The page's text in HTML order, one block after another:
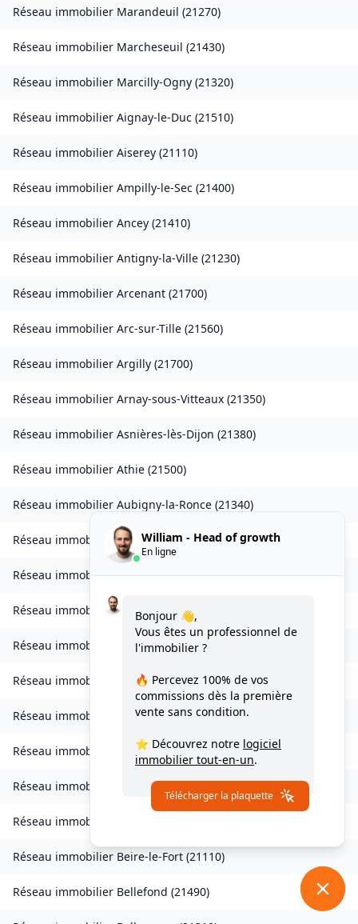
Réseau immobilier Marandeuil (21270)
Réseau immobilier Marcheseuil (21430)
Réseau immobilier Marcilly-Ogny (21320)
Réseau immobilier Aignay-le-Duc (21510)
Réseau immobilier Aiserey (21110)
Réseau immobilier Ampilly-le-Sec (21400)
Réseau immobilier Ancey (21410)
Réseau immobilier Antigny-la-Ville (21230)
Réseau immobilier Arcenant (21700)
Réseau immobilier Arc-sur-Tille (21560)
Réseau immobilier Argilly (21700)
Réseau immobilier Arnay-sous-Vitteaux (21350)
Réseau immobilier Asnières-lès-Dijon (21380)
Réseau immobilier Athie (21500)
Réseau immobilier Aubigny-la-Ronce (21340)
Réseau immobilierAubigny-lès-Sombernon(21540
Réseau immobilierAutricourt(21570)
Réseau immobilierAuvillars-sur-Saône
Réseau immobilier Auxonne(21130 )
Réseau immobilier Avot(21580)
Réseau immobilier Balot(21330)
Réseau immobilier Barbirey-sur-Ouche(21410)
Réseau immobilier Baulme-la-Roche
Réseau immobilier
Réseau immobilier Beire-le-Fort (21110)
Réseau immobilier Bellefond (21490)
William - Head of growth
En ligne
Bonjour 👋,
Vous êtes un professionnel de
l'immobilier ?
🔥 Percevez 100% de vos
commissions dès la première
vente sans condition.
⭐ Découvrez notre logiciel
immobilier tout-en-un.
Télécharger la plaquette